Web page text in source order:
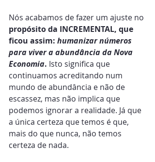
Nós acabamos de fazer um ajuste no
propósito da INCREMENTAL, que
ficou assim: humanizar números
para viver a abundância da Nova
Economia. Isto significa que
continuamos acreditando num
mundo de abundância e não de
escassez, mas não implica que
podemos ignorar a realidade. Já que
a única certeza que temos é que,
mais do que nunca, não temos
certeza de nada.